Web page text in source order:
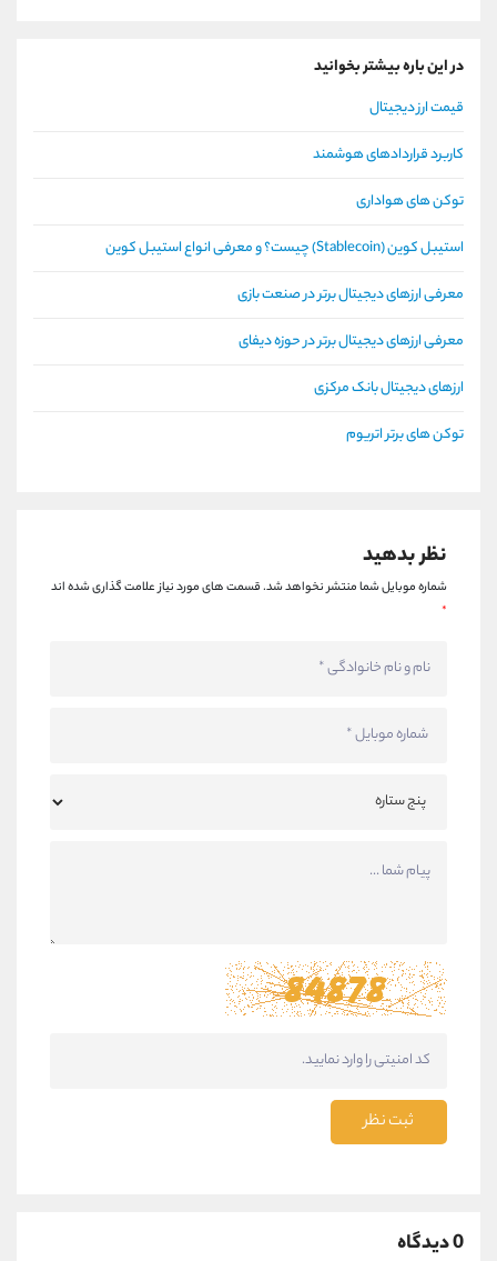
در این باره بیشتر بخوانید
قیمت ارز دیجیتال
کاربرد قراردادهای هوشمند
توکن های هواداری
استیبل کوین (Stablecoin) چیست؟ و معرفی انواع استیبل کوین
معرفی ارزهای دیجیتال برتر در صنعت بازی
معرفی ارزهای دیجیتال برتر در حوزه دیفای
ارزهای دیجیتال بانک مرکزی
توکن های برتر اتریوم
نظر بدهید
شماره موبایل شما منتشر نخواهد شد.قسمت های مورد نیاز علامت گذاری شده اند
*
ثبت نظر
0 دیدگاه